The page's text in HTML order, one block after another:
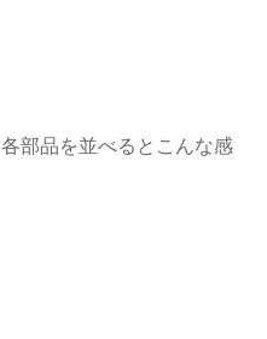
部品を並べるとこんな感